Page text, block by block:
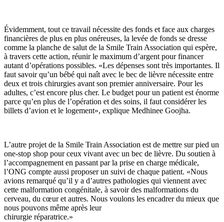
Évidemment, tout ce travail nécessite des fonds et face aux charges
financières de plus en plus onéreuses, la levée de fonds se dresse
comme la planche de salut de la Smile Train Association qui espère,
à travers cette action, réunir le maximum d’argent pour financer
autant d’opérations possibles. «Les dépenses sont très importantes. Il
faut savoir qu’un bébé qui naît avec le bec de lièvre nécessite entre
deux et trois chirurgies avant son premier anniversaire. Pour les
adultes, c’est encore plus cher. Le budget pour un patient est énorme
parce qu’en plus de l’opération et des soins, il faut considérer les
billets d’avion et le logement», explique Medhinee Goojha.
L’autre projet de la Smile Train Association est de mettre sur pied un
one-stop shop pour ceux vivant avec un bec de lièvre. Du soutien à
l’accompagnement en passant par la prise en charge médicale,
l’ONG compte aussi proposer un suivi de chaque patient. «Nous
avions remarqué qu’il y a d’autres pathologies qui viennent avec
cette malformation congénitale, à savoir des malformations du
cerveau, du cœur et autres. Nous voulons les encadrer du mieux que
nous pouvons même après leur
chirurgie réparatrice.»